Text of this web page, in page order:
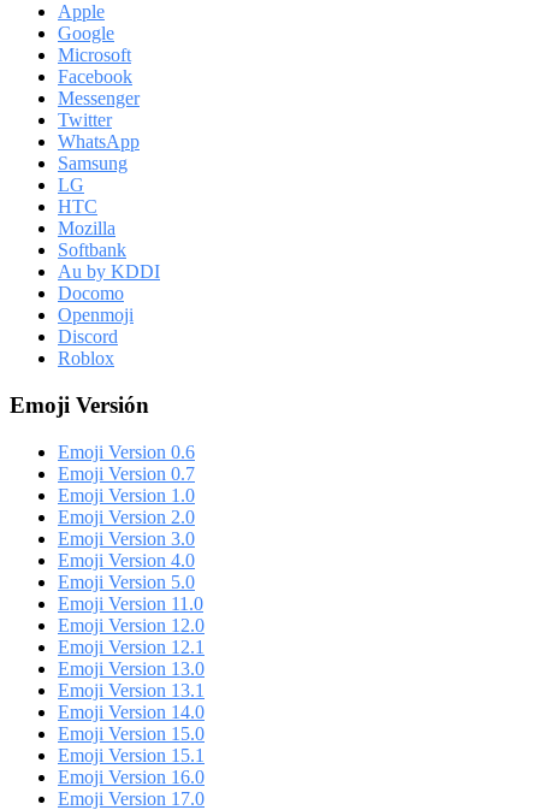
Apple
Google
Microsoft
Facebook
Messenger
Twitter
WhatsApp
Samsung
LG
HTC
Mozilla
Softbank
Au by KDDI
Docomo
Openmoji
Discord
Roblox
Emoji Versión
Emoji Version 0.6
Emoji Version 0.7
Emoji Version 1.0
Emoji Version 2.0
Emoji Version 3.0
Emoji Version 4.0
Emoji Version 5.0
Emoji Version 11.0
Emoji Version 12.0
Emoji Version 12.1
Emoji Version 13.0
Emoji Version 13.1
Emoji Version 14.0
Emoji Version 15.0
Emoji Version 15.1
Emoji Version 16.0
Emoji Version 17.0